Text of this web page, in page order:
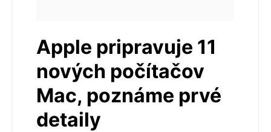
Apple pripravuje 11
nových počítačov
Mac, poznáme prvé
detaily